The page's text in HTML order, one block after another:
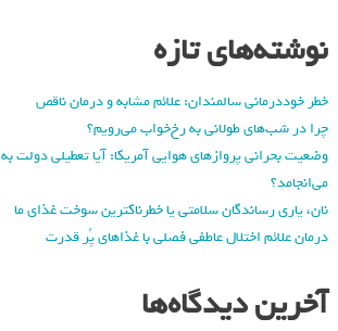
نوشته‌های تازه
خطر خوددرمانی سالمندان: علائم مشابه و درمان ناقص
چرا در شب‌های طولانی به رخ‌خواب می‌رویم؟
وضعیت بحرانی پروازهای هوایی آمریکا: آیا تعطیلی دولت به
می‌انجامد؟
نان، یاری رساندگان سلامتی یا خطرناکترین سوخت غذای ما
درمان علائم اختلال عاطفی فصلی با غذاهای پُر قدرت
آخرین دیدگاه‌ها